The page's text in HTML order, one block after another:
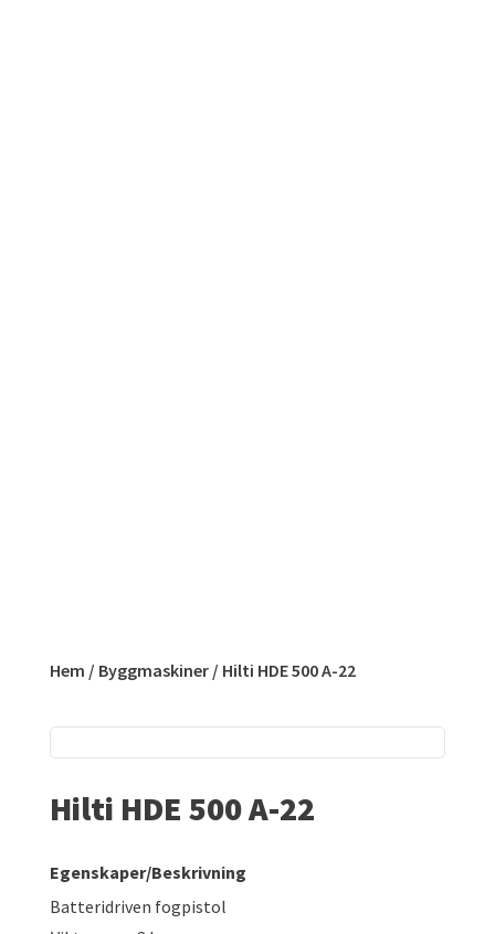
Hem / Byggmaskiner/ Hilti HDE 500 A-22
Hilti HDE 500 A-22
Egenskaper/Beskrivning
Batteridriven fogpistol